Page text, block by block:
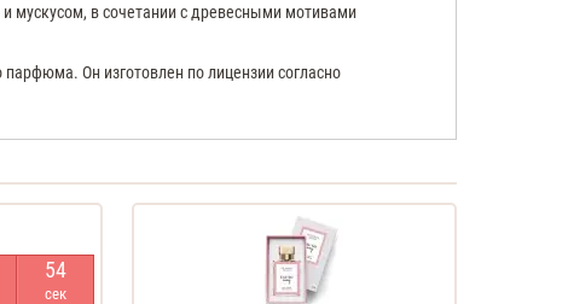
мускусом, в сочетании с древесными мотивами
Он изготовлен по лицензии согласно
54
сек